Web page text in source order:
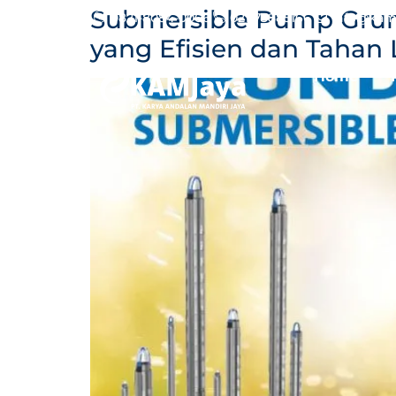
0821-8084-0066 021-73885166
Home
Submersible Pump
yang Efisien dan Tahan